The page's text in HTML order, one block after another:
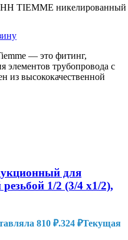
TIEMME никелированный
— это фитинг,
элементов трубопровода с
из высококачественной
для
1/2 (3/4 х1/2),
810 ₽.324 ₽Текущая